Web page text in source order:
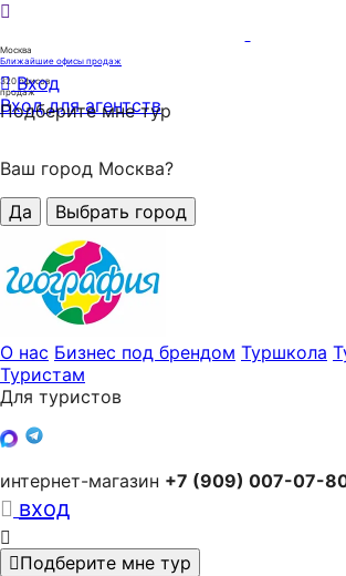
Москва
Ближайшие офисы продаж
320офисов
продаж
Вход
Вход для агентств
Подберите мне тур
Ваш город Москва?
Да
Выбрать город
О нас Бизнес под брендом Туршкола
Туристам
Для туристов
интернет-магазин +7 (909) 007-07-
вход
Подберите мне тур